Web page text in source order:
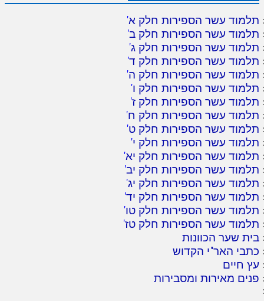
תלמוד עשר הספירות חלק א'
תלמוד עשר הספירות חלק ב'
תלמוד עשר הספירות חלק ג'
תלמוד עשר הספירות חלק ד'
תלמוד עשר הספירות חלק ה'
תלמוד עשר הספירות חלק ו'
תלמוד עשר הספירות חלק ז'
תלמוד עשר הספירות חלק ח'
תלמוד עשר הספירות חלק ט'
תלמוד עשר הספירות חלק י'
תלמוד עשר הספירות חלק יא'
תלמוד עשר הספירות חלק יב'
תלמוד עשר הספירות חלק יג'
תלמוד עשר הספירות חלק יד'
תלמוד עשר הספירות חלק טו'
תלמוד עשר הספירות חלק טז'
בית שער הכוונות
כתבי האר"י הקדוש
עץ חיים
פנים מאירות ומסבירות